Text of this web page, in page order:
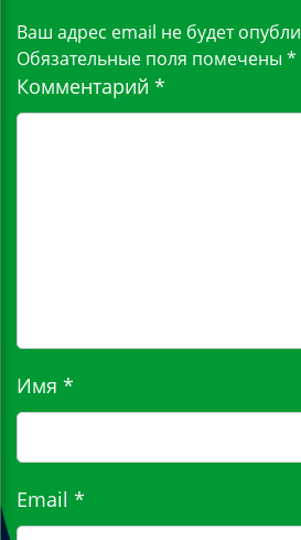
Ваш адрес email не будет
Обязательные поля помечены *
Комментарий *
Имя *
Email *